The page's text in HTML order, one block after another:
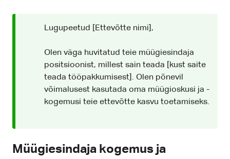
Lugupeetud [Ettevõtte nimi],
Olen väga huvitatud teie müügiesindaja
positsioonist, millest sain teada [kust saite
teada tööpakkumisest]. Olen põnevil
võimalusest kasutada oma müügioskusi ja -
kogemusi teie ettevõtte kasvu toetamiseks.
Müügiesindaja kogemus ja